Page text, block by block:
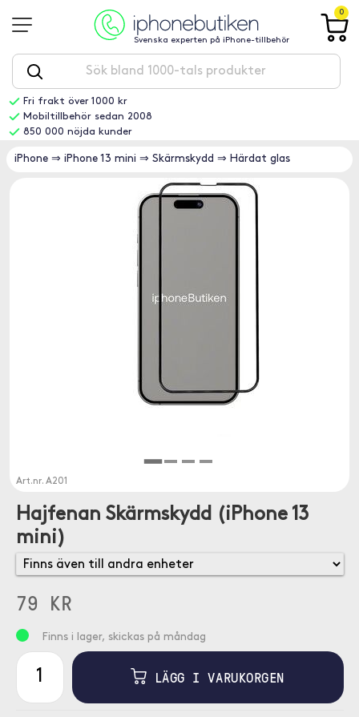
Svenska experten på iPhone-tillbehör
0
Fri frakt över 1000 kr
Mobiltillbehör sedan 2008
850 000 nöjda kunder
iPhone ⇒ iPhone 13 mini ⇒ Skärmskydd ⇒ Härdat glas
Art.nr. A201
Hajfenan Skärmskydd (iPhone 13
mini)
79 KR
Finns i lager, skickas på måndag
LÄGG I VARUKORGEN